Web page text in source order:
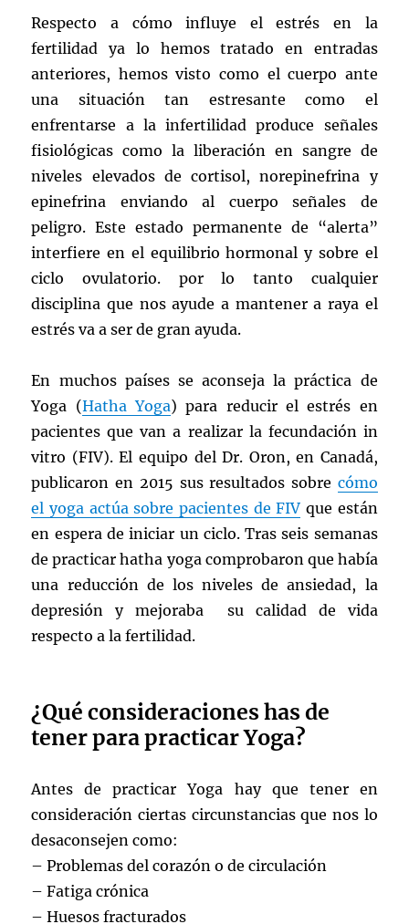
Respecto a cómo influye el estrés en la
fertilidad ya lo hemos tratado en entradas
anteriores, hemos visto como el cuerpo ante
una situación tan estresante como el
enfrentarse a la infertilidad produce señales
fisiológicas como la liberación en sangre de
niveles elevados de cortisol, norepinefrina y
epinefrina enviando al cuerpo señales de
peligro. Este estado permanente de “alerta”
interfiere en el equilibrio hormonal y sobre el
ciclo ovulatorio. por lo tanto cualquier
disciplina que nos ayude a mantener a raya el
estrés va a ser de gran ayuda.
En muchos países se aconseja la práctica de
Yoga (Hatha Yoga) para reducir el estrés en
pacientes que van a realizar la fecundación in
vitro (FIV). El equipo del Dr. Oron, en Canadá,
publicaron en 2015 sus resultados sobre cómo
el yoga actúa sobre pacientes de FIV que están
en espera de iniciar un ciclo. Tras seis semanas
de practicar hatha yoga comprobaron que había
una reducción de los niveles de ansiedad, la
depresión y mejoraba su calidad de vida
respecto a la fertilidad.
¿Qué consideraciones has de
tener para practicar Yoga?
Antes de practicar Yoga hay que tener en
consideración ciertas circunstancias que nos lo
desaconsejen como:
– Problemas del corazón o de circulación
– Fatiga crónica
– Huesos fracturados